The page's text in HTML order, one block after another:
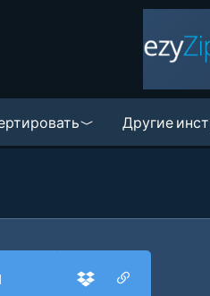
Другие